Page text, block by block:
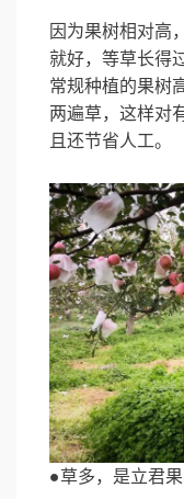
因为果树相对高
就好，等草长得
常规种植的果树
两遍草，这样对
且还节省人工。
●草多，是立君果